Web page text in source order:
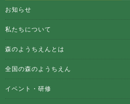
お知らせ
私たちについて
森のようちえんとは
全国の森のようちえん
イベント・研修